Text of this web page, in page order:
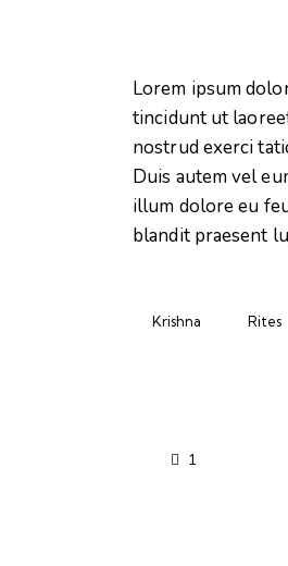
Lorem ipsum
tincidunt ut
nostrud exerci
Duis autem vel
illum dolore eu
blandit praesent
Krishna Rites
1